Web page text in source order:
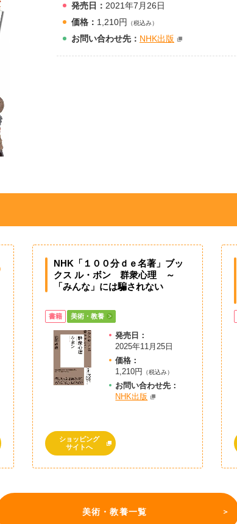
発売日： 2021年7月26日
価格： 1,210円 （税込み）
お問い合わせ先： NHK出版
NHK「１００分ｄｅ名著」ブッ
クス ル・ボン 群衆心理 ～
「みんな」には騙されない
書籍 美術・教養
発売日：
2025年11月25日
価格：
1,210円
（税込み）
お問い合わせ先：
NHK出版
ショッピング
サイトへ
美術・教養一覧